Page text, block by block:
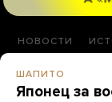
НОВОСТИ
ШАПИТО
Японец за